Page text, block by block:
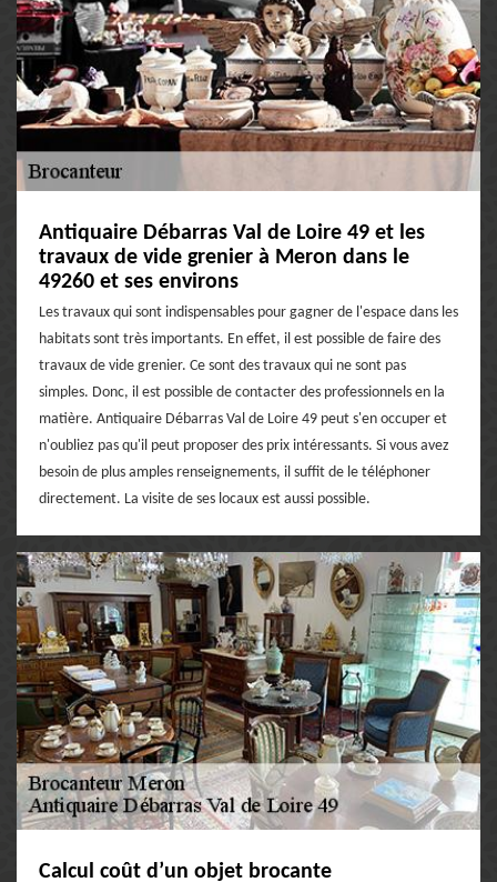
Antiquaire Débarras Val de Loire 49 et les
travaux de vide grenier à Meron dans le
49260 et ses environs
Les travaux qui sont indispensables pour gagner de l'espace dans les
habitats sont très importants. En effet, il est possible de faire des
travaux de vide grenier. Ce sont des travaux qui ne sont pas
simples. Donc, il est possible de contacter des professionnels en la
matière. Antiquaire Débarras Val de Loire 49 peut s'en occuper et
n'oubliez pas qu'il peut proposer des prix intéressants. Si vous avez
besoin de plus amples renseignements, il suffit de le téléphoner
directement. La visite de ses locaux est aussi possible.
Calcul coût d’un objet brocante